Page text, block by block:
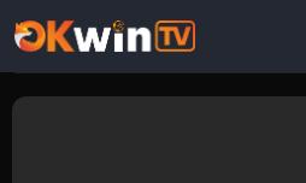
qua
nội
dung